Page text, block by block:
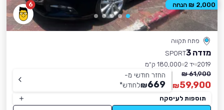
6
פתח תקווה
מזדה 3
SPORT
2019 יד 2
180,000 ק״מ
61,900 ₪
59,900
₪
החזר חודשי מ-
669
₪לחודש*
תוספות לעיסקה
2,000 ₪ הנחה